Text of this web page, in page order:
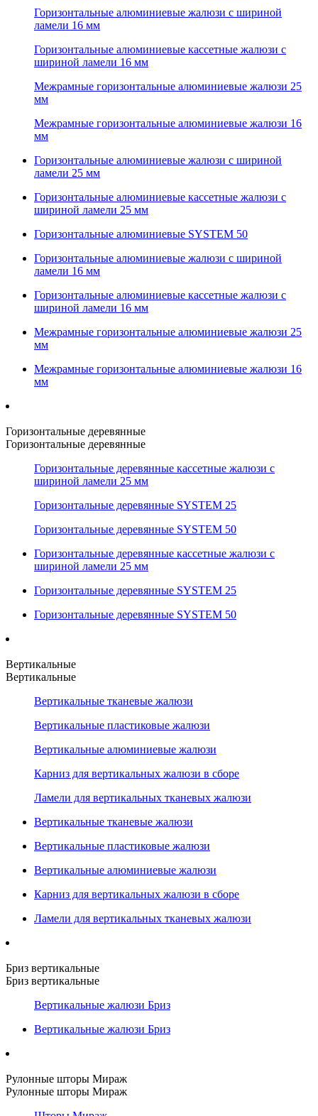
Горизонтальные алюминиевые жалюзи с шириной
ламели 16 мм
Горизонтальные алюминиевые кассетные жалюзи с
шириной ламели 16 мм
Межрамные горизонтальные алюминиевые жалюзи 25
мм
Межрамные горизонтальные алюминиевые жалюзи 16
мм
Горизонтальные алюминиевые жалюзи с шириной
ламели 25 мм
Горизонтальные алюминиевые кассетные жалюзи с
шириной ламели 25 мм
Горизонтальные алюминиевые SYSTEM 50
Горизонтальные алюминиевые жалюзи с шириной
ламели 16 мм
Горизонтальные алюминиевые кассетные жалюзи с
шириной ламели 16 мм
Межрамные горизонтальные алюминиевые жалюзи 25
мм
Межрамные горизонтальные алюминиевые жалюзи 16
мм
Горизонтальные деревянные
Горизонтальные деревянные
Горизонтальные деревянные кассетные жалюзи с
шириной ламели 25 мм
Горизонтальные деревянные SYSTEM 25
Горизонтальные деревянные SYSTEM 50
Горизонтальные деревянные кассетные жалюзи с
шириной ламели 25 мм
Горизонтальные деревянные SYSTEM 25
Горизонтальные деревянные SYSTEM 50
Вертикальные
Вертикальные
Вертикальные тканевые жалюзи
Вертикальные пластиковые жалюзи
Вертикальные алюминиевые жалюзи
Карниз для вертикальных жалюзи в сборе
Ламели для вертикальных тканевых жалюзи
Вертикальные тканевые жалюзи
Вертикальные пластиковые жалюзи
Вертикальные алюминиевые жалюзи
Карниз для вертикальных жалюзи в сборе
Ламели для вертикальных тканевых жалюзи
Бриз вертикальные
Бриз вертикальные
Вертикальные жалюзи Бриз
Вертикальные жалюзи Бриз
Рулонные шторы Мираж
Рулонные шторы Мираж